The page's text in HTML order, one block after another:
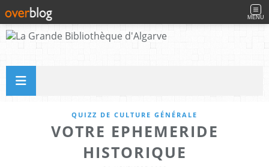
MENU
QUIZZ DE CULTURE GÉNÉRALE
VOTRE EPHEMERIDE
HISTORIQUE